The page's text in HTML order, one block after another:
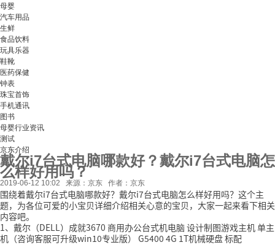
母婴
汽车用品
生鲜
食品饮料
玩具乐器
鞋靴
医药保健
钟表
珠宝首饰
手机通讯
图书
母婴行业资讯
测试
京东介绍
戴尔i7台式电脑哪款好？戴尔i7台式电脑怎
么样好用吗？
2019-06-12 10:02 来源：京东 作者：京东
围绕着戴尔i7台式电脑哪款好？戴尔i7台式电脑怎么样好用吗？这个主
题，为各位可爱的小宝贝详细介绍相关心意的宝贝，大家一起来看下相关
内容吧。
1、戴尔（DELL）成就3670 商用办公台式机电脑 设计制图游戏主机 单主
机（咨询客服可升级win10专业版） G5400 4G 1T机械硬盘 标配